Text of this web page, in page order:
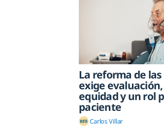
La reforma de las
exige evaluación,
equidad y un rol
paciente
Carlos Villar